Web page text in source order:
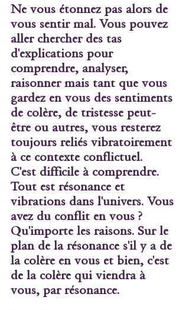
Ne vous étonnez pas alors de
vous sentir mal. Vous pouvez
aller chercher des tas
d'explications pour
comprendre, analyser,
raisonner mais tant que vous
gardez en vous des sentiments
de colère, de tristesse peut-
être ou autres, vous resterez
toujours reliés vibratoirement
à ce contexte conflictuel.
C'est difficile à comprendre.
Tout est résonance et
vibrations dans l'univers. Vous
avez du conflit en vous ?
Qu'importe les raisons. Sur le
plan de la résonance s'il y a de
la colère en vous et bien, c'est
de la colère qui viendra à
vous, par résonance.